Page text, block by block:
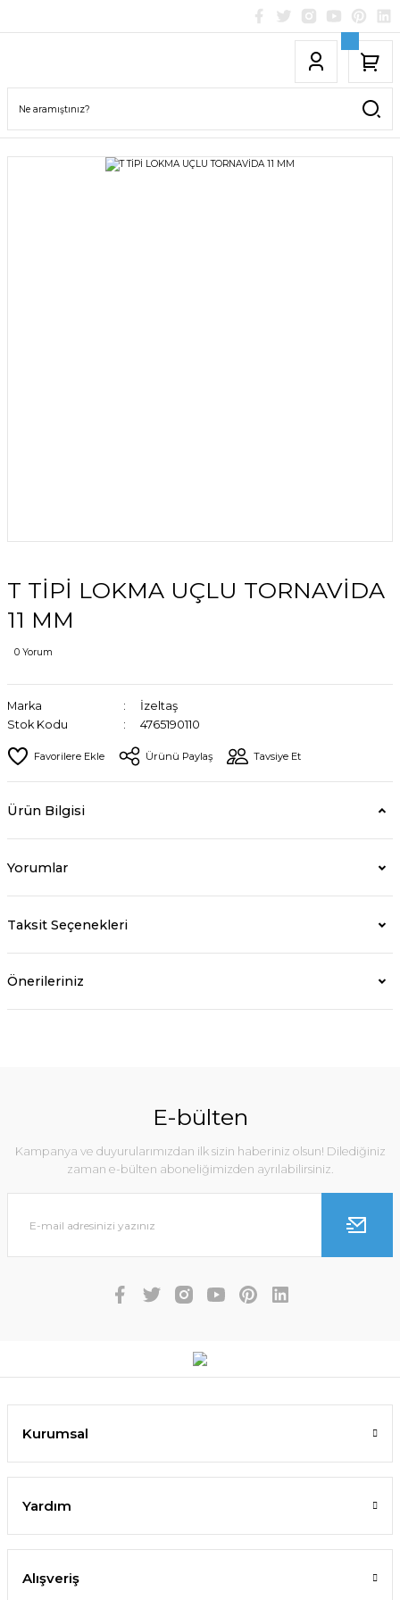
T TİPİ LOKMA UÇLU TORNAVİDA
11 MM
0 Yorum
Marka
İzeltaş
Stok Kodu
4765190110
Ürünü Paylaş Tavsiye Et
Ürün Bilgisi
Yorumlar
Taksit Seçenekleri
Önerileriniz
E-bülten
Kampanya ve duyurularımızdan ilk sizin haberiniz olsun! Dilediğiniz
zaman e-bülten aboneliğimizden ayrılabilirsiniz.
Kurumsal
Yardım
Alışveriş